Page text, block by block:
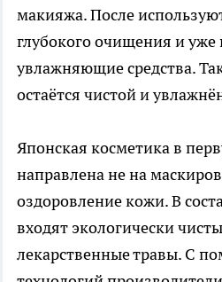
макияжа. После
глубокого очищения и уже
увлажняющие средства.
остаётся чистой и
Японская косметика в
направлена не на
оздоровление кожи. В
входят экологически
лекарственные травы. С